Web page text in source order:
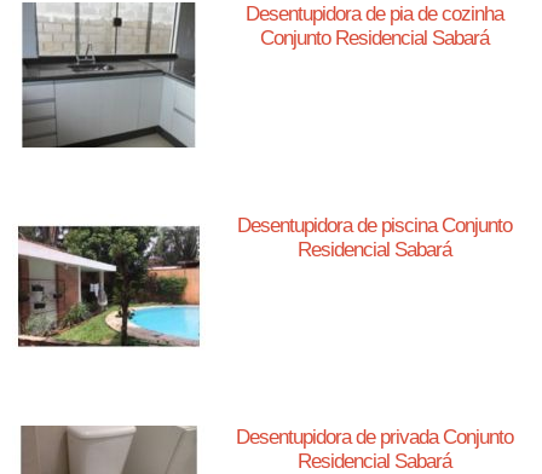
Desentupidora de pia de cozinha
Conjunto Residencial Sabará
Desentupidora de piscina Conjunto
Residencial Sabará
Desentupidora de privada Conjunto
Residencial Sabará